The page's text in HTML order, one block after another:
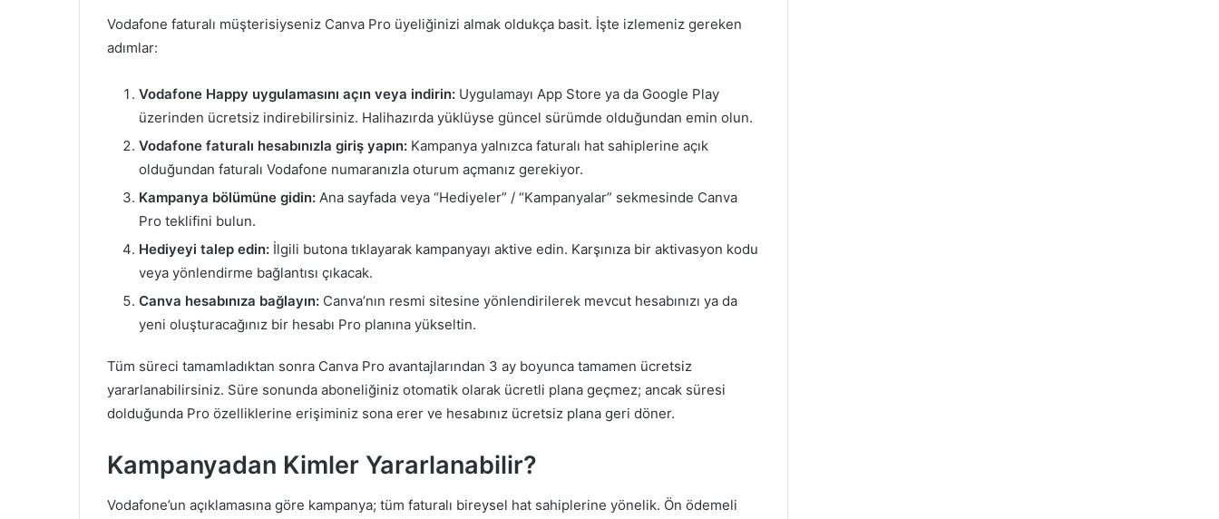
Vodafone faturalı müşterisiyseniz Canva Pro üyeliğinizi almak oldukça basit. İşte izlemeniz gereken
adımlar:
Vodafone Happy uygulamasını açın veya indirin: Uygulamayı App Store ya da Google Play
üzerinden ücretsiz indirebilirsiniz. Halihazırda yüklüyse güncel sürümde olduğundan emin olun.
Vodafone faturalı hesabınızla giriş yapın: Kampanya yalnızca faturalı hat sahiplerine açık
olduğundan faturalı Vodafone numaranızla oturum açmanız gerekiyor.
Kampanya bölümüne gidin: Ana sayfada veya “Hediyeler” / “Kampanyalar” sekmesinde Canva
Pro teklifini bulun.
Hediyeyi talep edin: İlgili butona tıklayarak kampanyayı aktive edin. Karşınıza bir aktivasyon kodu
veya yönlendirme bağlantısı çıkacak.
Canva hesabınıza bağlayın: Canva’nın resmi sitesine yönlendirilerek mevcut hesabınızı ya da
yeni oluşturacağınız bir hesabı Pro planına yükseltin.
Tüm süreci tamamladıktan sonra Canva Pro avantajlarından 3 ay boyunca tamamen ücretsiz
yararlanabilirsiniz. Süre sonunda aboneliğiniz otomatik olarak ücretli plana geçmez; ancak süresi
dolduğunda Pro özelliklerine erişiminiz sona erer ve hesabınız ücretsiz plana geri döner.
Kampanyadan Kimler Yararlanabilir?
Vodafone’un açıklamasına göre kampanya; tüm faturalı bireysel hat sahiplerine yönelik. Ön ödemeli